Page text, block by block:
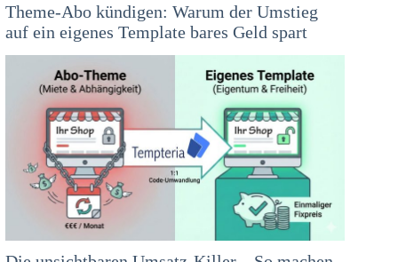
Theme-Abo kündigen: Warum der Umstieg
auf ein eigenes Template bares Geld spart